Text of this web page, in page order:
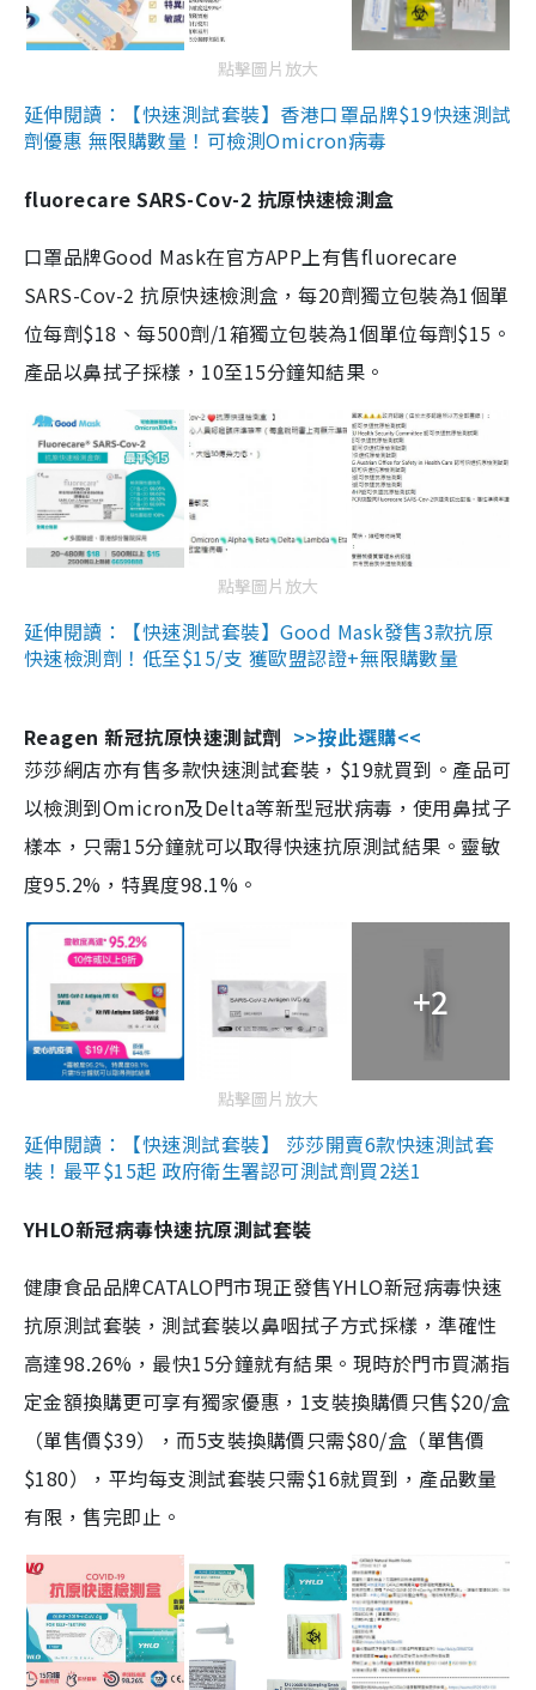
點擊圖片放大
延伸閱讀：【快速測試套裝】香港口罩品牌$19快速測試
劑優惠 無限購數量！可檢測Omicron病毒
fluorecare SARS-Cov-2 抗原快速檢測盒
口罩品牌Good Mask在官方APP上有售fluorecare
SARS-Cov-2 抗原快速檢測盒，每20劑獨立包裝為1個單
位每劑$18、每500劑/1箱獨立包裝為1個單位每劑$15。
產品以鼻拭子採樣，10至15分鐘知結果。
點擊圖片放大
延伸閱讀：【快速測試套裝】Good Mask發售3款抗原
快速檢測劑！低至$15/支 獲歐盟認證+無限購數量
Reagen 新冠抗原快速測試劑 >>按此選購<<
莎莎網店亦有售多款快速測試套裝，$19就買到。產品可
以檢測到Omicron及Delta等新型冠狀病毒，使用鼻拭子
樣本，只需15分鐘就可以取得快速抗原測試結果。靈敏
度95.2%，特異度98.1%。
+2
點擊圖片放大
延伸閱讀：【快速測試套裝】 莎莎開賣6款快速測試套
裝！最平$15起 政府衛生署認可測試劑買2送1
YHLO新冠病毒快速抗原測試套裝
健康食品品牌CATALO門市現正發售YHLO新冠病毒快速
抗原測試套裝，測試套裝以鼻咽拭子方式採樣，準確性
高達98.26%，最快15分鐘就有結果。現時於門市買滿指
定金額換購更可享有獨家優惠，1支裝換購價只售$20/盒
（單售價$39），而5支裝換購價只需$80/盒（單售價
$180），平均每支測試套裝只需$16就買到，產品數量
有限，售完即止。